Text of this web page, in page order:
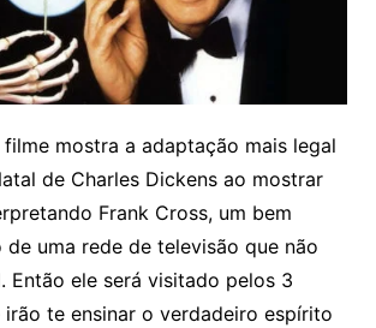
filme mostra a adaptação mais legal
de Charles Dickens ao mostrar
Frank Cross, um bem
uma rede de televisão que não
Então ele será visitado pelos 3
irão te ensinar o verdadeiro espírito